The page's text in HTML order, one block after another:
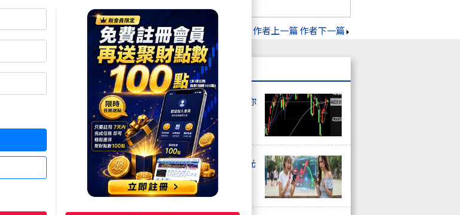
作者上一篇作者下一篇
熱門焦點文章
加權指數下跌量縮 等待晚上非農數據再給你
一個大驚喜
2026/08/07 16:12:44
咖啡好喝
開高翻黑震盪 600 點！機器人、塑化、觀光
強勢，短..
2026/08/07 11:23:26